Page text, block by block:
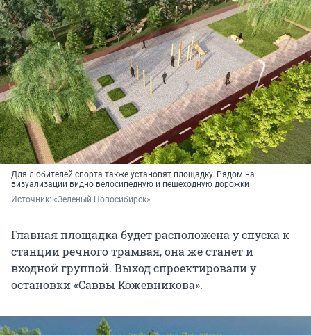
Для любителей спорта также установят площадку. Рядом на
визуализации видно велосипедную и пешеходную дорожки
Источник: «Зеленый Новосибирск»
Главная площадка будет расположена у спуска к
станции речного трамвая, она же станет и
входной группой. Выход спроектировали у
остановки «Саввы Кожевникова».